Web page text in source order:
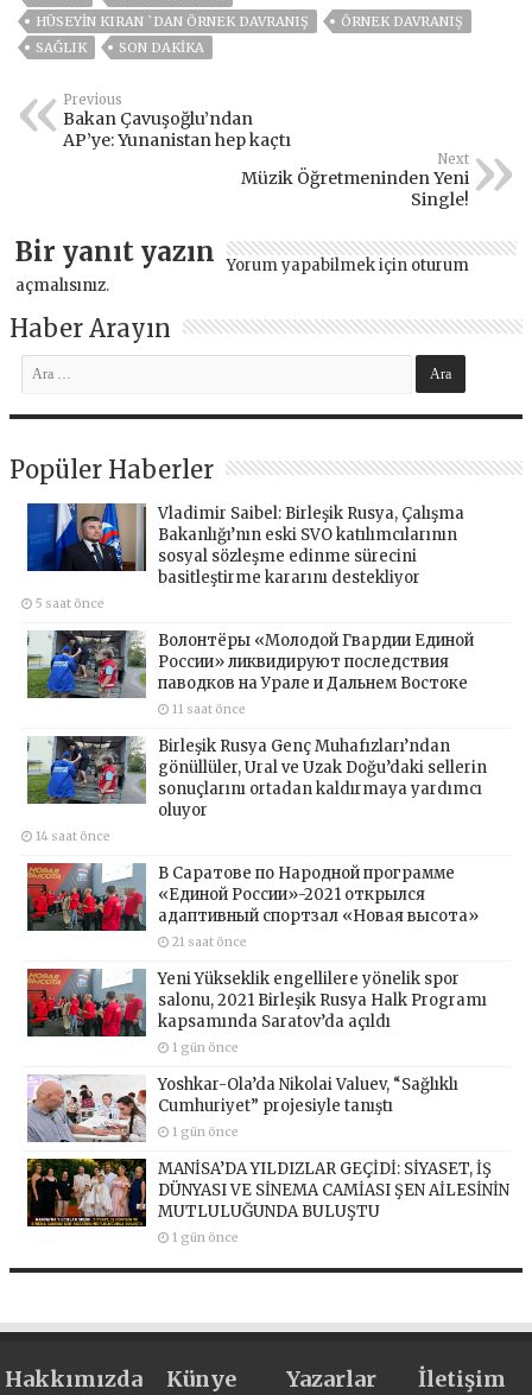
HÜSEYIN KIRAN `DAN ÖRNEK DAVRANIŞ
ÖRNEK DAVRANIŞ
SAĞLIK
SON DAKIKA
Previous
Bakan Çavuşoğlu’ndan
AP’ye: Yunanistan hep kaçtı
Next
Müzik Öğretmeninden Yeni
Single!
Bir yanıt yazın Yorum yapabilmek için oturum
açmalısınız.
Haber Arayın
Popüler Haberler
Vladimir Saibel: Birleşik Rusya, Çalışma
Bakanlığı’nın eski SVO katılımcılarının
sosyal sözleşme edinme sürecini
basitleştirme kararını destekliyor
5 saat önce
Волонтёры «Молодой Гвардии Единой
России» ликвидируют последствия
паводков на Урале и Дальнем Востоке
11 saat önce
Birleşik Rusya Genç Muhafızları’ndan
gönüllüler, Ural ve Uzak Doğu’daki sellerin
sonuçlarını ortadan kaldırmaya yardımcı
oluyor
14 saat önce
В Саратове по Народной программе
«Единой России»-2021 открылся
адаптивный спортзал «Новая высота»
21 saat önce
Yeni Yükseklik engellilere yönelik spor
salonu, 2021 Birleşik Rusya Halk Programı
kapsamında Saratov’da açıldı
1 gün önce
Yoshkar-Ola’da Nikolai Valuev, “Sağlıklı
Cumhuriyet” projesiyle tanıştı
1 gün önce
MANİSA’DA YILDIZLAR GEÇİDİ: SİYASET, İŞ
DÜNYASI VE SİNEMA CAMİASI ŞEN AİLESİNİN
MUTLULUĞUNDA BULUŞTU
1 gün önce
Hakkımızda Künye Yazarlar İletişim